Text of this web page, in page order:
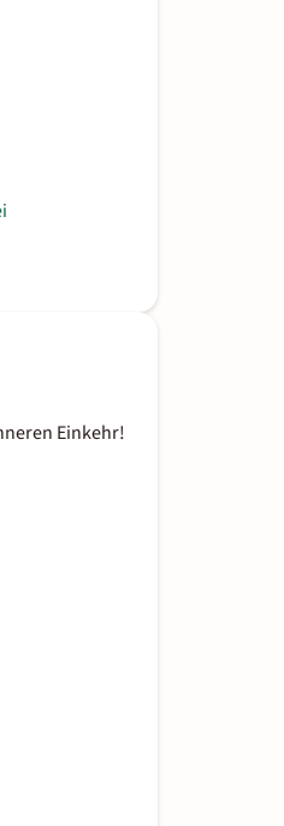
Einkehr!